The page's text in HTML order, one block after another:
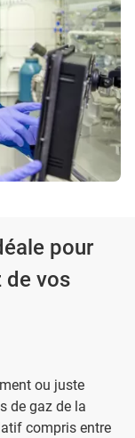
pour
de vos
ou juste
de gaz de la
compris entre